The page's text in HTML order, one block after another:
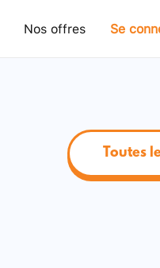
Nos offres Se
Toutes